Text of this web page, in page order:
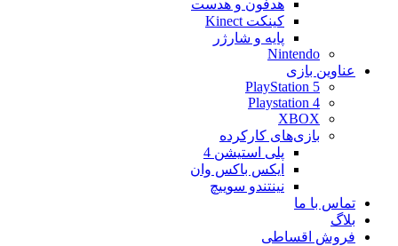
هدفون و هدست
کینکت Kinect
پایه و شارژر
Nintendo
عناوین بازی
PlayStation 5
Playstation 4
XBOX
بازی‌های کارکرده
پلی استیشن 4
ایکس باکس وان
نینتندو سوییچ
تماس با ما
بلاگ
فروش اقساطی